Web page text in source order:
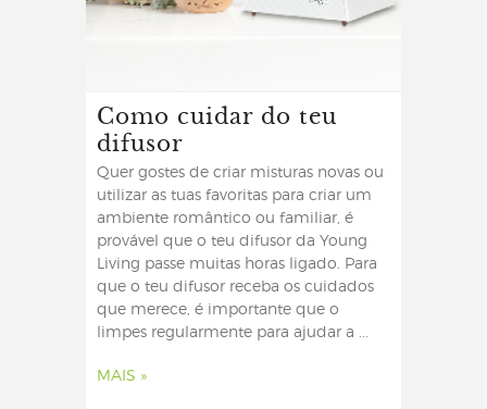
Como cuidar do teu
difusor
Quer gostes de criar misturas novas ou
utilizar as tuas favoritas para criar um
ambiente romântico ou familiar, é
provável que o teu difusor da Young
Living passe muitas horas ligado. Para
que o teu difusor receba os cuidados
que merece, é importante que o
limpes regularmente para ajudar a ...
MAIS »